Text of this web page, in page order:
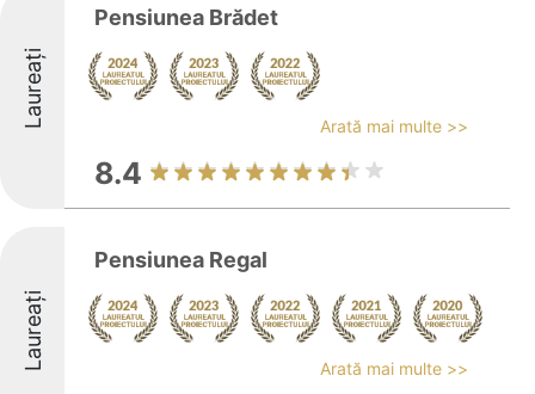
Laureați
Pensiunea Brădet
Arată mai multe >>
8.4
Laureați
Pensiunea Regal
Arată mai multe >>